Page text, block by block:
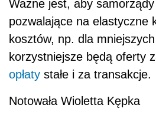
Ważne jest, aby
pozwalające na elastyczne
kosztów, np. dla
korzystniejsze będą oferty
opłaty stałe i za transakcje.
Notowała Wioletta Kępka